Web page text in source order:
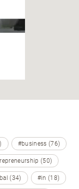
#business (76)
(50)
(34) #in (18)